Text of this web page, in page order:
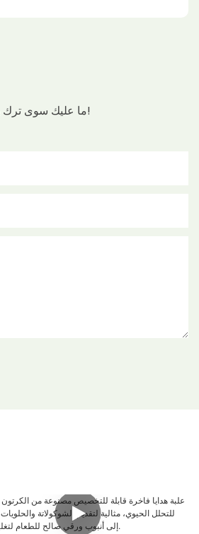
ما عليك سوى ترك بريدك الإلكتروني أو رقم هاتفك في نموذج الاتصال حتى نتمكن من إرسال عرض أسعار مجاني لتصميمات عبوات الأنابيب الكرتونية المتنوعة لدينا!